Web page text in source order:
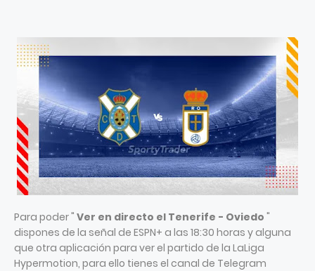
Para poder " Ver en directo el Tenerife - Oviedo "
dispones de la señal de ESPN+ a las 18:30 horas y alguna
que otra aplicación para ver el partido de la LaLiga
Hypermotion, para ello tienes el canal de Telegram